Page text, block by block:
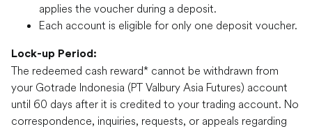
applies the voucher during a deposit.
Each account is eligible for only one deposit voucher.
Lock-up Period:
The redeemed cash reward* cannot be withdrawn from
your Gotrade Indonesia (PT Valbury Asia Futures) account
until 60 days after it is credited to your trading account. No
correspondence, inquiries, requests, or appeals regarding